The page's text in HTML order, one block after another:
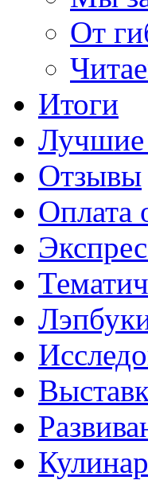
От
Итоги
Лучшие
Отзывы
Оплата